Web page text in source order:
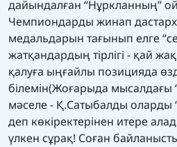
дайындалған “Нұркланның”
Чемпиондарды жинап
медальдарын тағынып елге
жатқандардың тірлігі - қай
қалуға ыңғайлы позицияда
білемін(Жоғарыда мысалдағы
мәселе - Қ.Сатыбалды
деп көкіректерінен итере
үлкен сұрақ! Соған